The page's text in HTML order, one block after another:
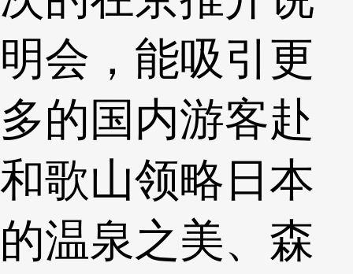
明会，能吸引更
多的国内游客赴
和歌山领略日本
的温泉之美、森